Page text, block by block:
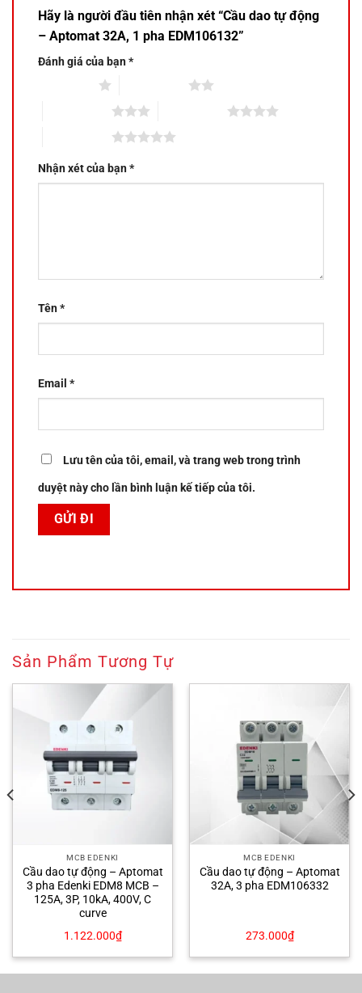
Hãy là người đầu tiên nhận xét “Cầu dao tự động
– Aptomat 32A, 1 pha EDM106132”
Đánh giá của bạn*
Nhận xét của bạn*
Tên*
Email *
Lưu tên của tôi, email, và trang web trong trình
duyệt này cho lần bình luận kế tiếp của tôi.
Sản Phẩm Tương Tự
MCB EDENKI
Cầu dao tự động – Aptomat
3 pha Edenki EDM8 MCB –
125A, 3P, 10kA, 400V, C
curve
1.122.000₫
MCB EDENKI
Cầu dao tự động – Aptomat
32A, 3 pha EDM106332
273.000₫